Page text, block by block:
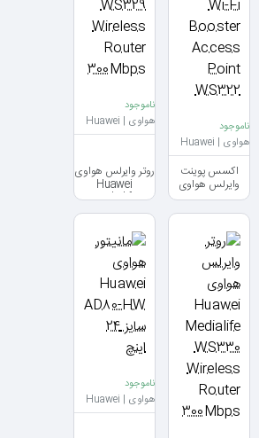
ناموجود
هواوی | Huawei
اکسس پوینت
وایرلس هواوی
Huawei Wi-Fi
Booster Access
ناموجود
هواوی | Huawei
روتر وایرلس هواوی
Huawei
Medialife
WS329
300Mbps
ناموجود
هواوی | Huawei